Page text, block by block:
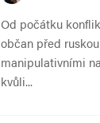
Od počátku
občan před
manipulativními
kvůli...